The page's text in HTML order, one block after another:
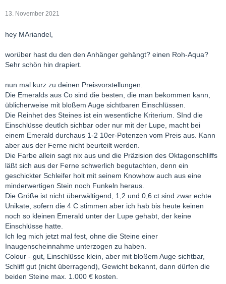
13. November 2021
hey MAriandel,
worüber hast du den den Anhänger gehängt? einen Roh-Aqua?
Sehr schön hin drapiert.
nun mal kurz zu deinen Preisvorstellungen.
Die Emeralds aus Co sind die besten, die man bekommen kann,
üblicherweise mit bloßem Auge sichtbaren Einschlüssen.
Die Reinhet des Steines ist ein wesentliche Kriterium. SInd die
Einschlüsse deutlch sichbar oder nur mit der Lupe, macht bei
einem Emerald durchaus 1-2 10er-Potenzen vom Preis aus. Kann
aber aus der Ferne nicht beurteilt werden.
Die Farbe allein sagt nix aus und die Präzision des Oktagonschliffs
läßt sich aus der Ferne schwerlich begutachten, denn ein
geschickter Schleifer holt mit seinem Knowhow auch aus eine
minderwertigen Stein noch Funkeln heraus.
Die Größe ist nicht überwältigend, 1,2 und 0,6 ct sind zwar echte
Unikate, sofern die 4 C stimmen aber ich hab bis heute keinen
noch so kleinen Emerald unter der Lupe gehabt, der keine
Einschlüsse hatte.
Ich leg mich jetzt mal fest, ohne die Steine einer
Inaugenscheinnahme unterzogen zu haben.
Colour - gut, Einschlüsse klein, aber mit bloßem Auge sichtbar,
Schliff gut (nicht überragend), Gewicht bekannt, dann dürfen die
beiden Steine max. 1.000 € kosten.